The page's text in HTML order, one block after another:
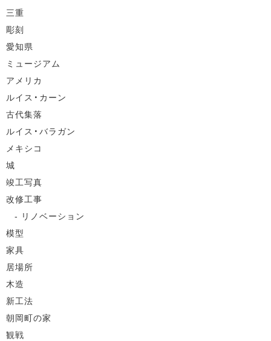
三重
彫刻
愛知県
ミュージアム
アメリカ
ルイス・カーン
古代集落
ルイス・バラガン
メキシコ
城
竣工写真
改修工事
リノベーション
模型
家具
居場所
木造
新工法
朝岡町の家
観戦